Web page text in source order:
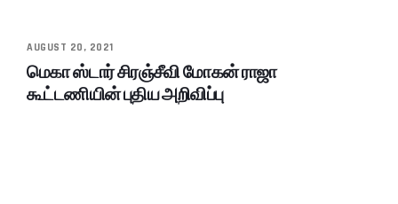
AUGUST 20, 2021
மெகா ஸ்டார் சிரஞ்சீவி மோகன் ராஜா
கூட்டணியின் புதிய அறிவிப்பு